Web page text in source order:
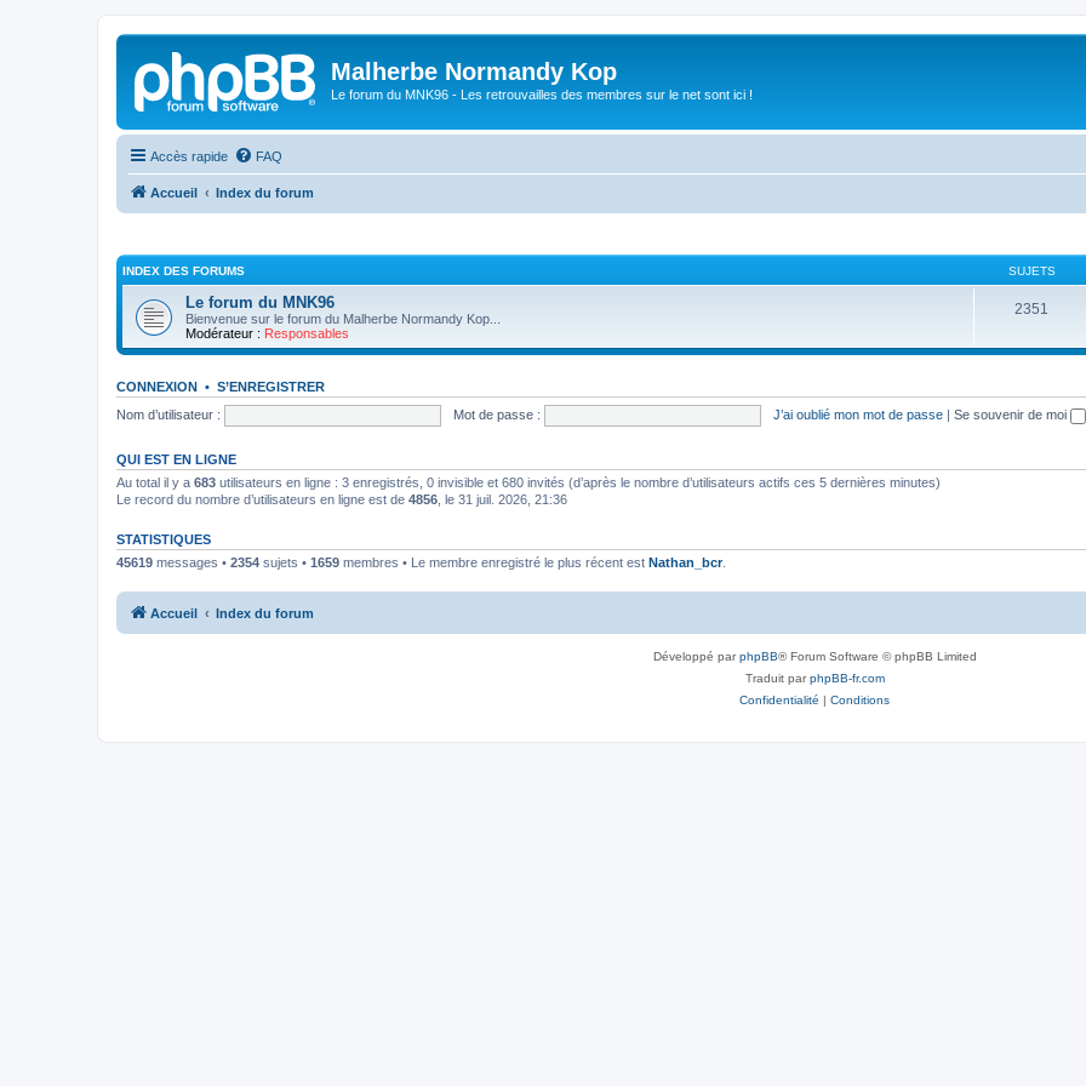
Malherbe Normandy Kop
Le forum du MNK96 - Les retrouvailles des membres sur le net sont ici !
Accès rapide FAQ
Accueil Index du forum
INDEX DES FORUMS SUJETS
Le forum du MNK96
Bienvenue sur le forum du Malherbe Normandy Kop...
Modérateur : Responsables
2351
CONNEXION • S’ENREGISTRER
Nom d’utilisateur :
Mot de passe : J’ai oublié mon mot de passe | Se souvenir de moi
QUI EST EN LIGNE
Au total il y a 683 utilisateurs en ligne : 3 enregistrés, 0 invisible et 680 invités (d’après le nombre d’utilisateurs actifs ces 5 dernières minutes)
Le record du nombre d’utilisateurs en ligne est de 4856 , le 31 juil. 2026, 21:36
STATISTIQUES
45619 messages • 2354 sujets • 1659 membres • Le membre enregistré le plus récent est Nathan_bcr.
Accueil Index du forum
Développé parphpBB® Forum Software © phpBB Limited
Traduit parphpBB-fr.com
Confidentialité | Conditions